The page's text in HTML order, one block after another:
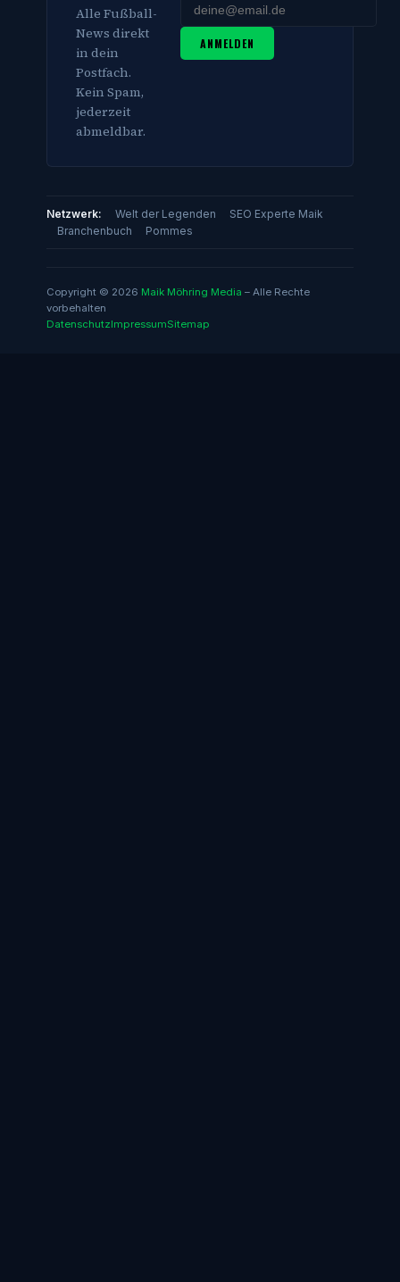
Alle Fußball-
News direkt
in dein
Postfach.
Kein Spam,
jederzeit
abmeldbar.
ANMELDEN
Netzwerk: Welt der Legenden
SEO Experte Maik
Branchenbuch
Pommes
Copyright © 2026 Maik Möhring Media – Alle Rechte
vorbehalten
DatenschutzImpressumSitemap